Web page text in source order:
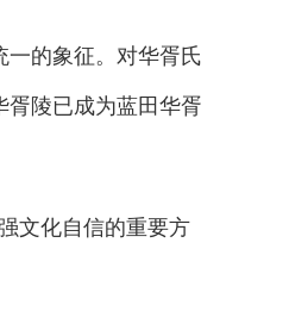
的象征。对华胥氏
胥陵已成为蓝田华胥
文化自信的重要方